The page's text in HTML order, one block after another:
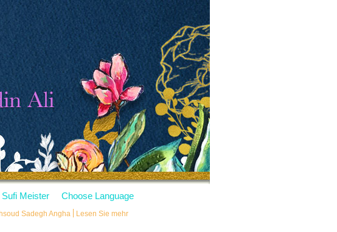
Sufi Meister Choose Language
Sadegh Angha Lesen Sie mehr